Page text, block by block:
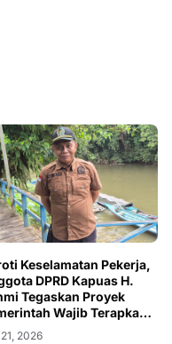
Keselamatan Pekerja,
DPRD Kapuas H.
Tegaskan Proyek
Wajib Terapkan
dan K3
2026